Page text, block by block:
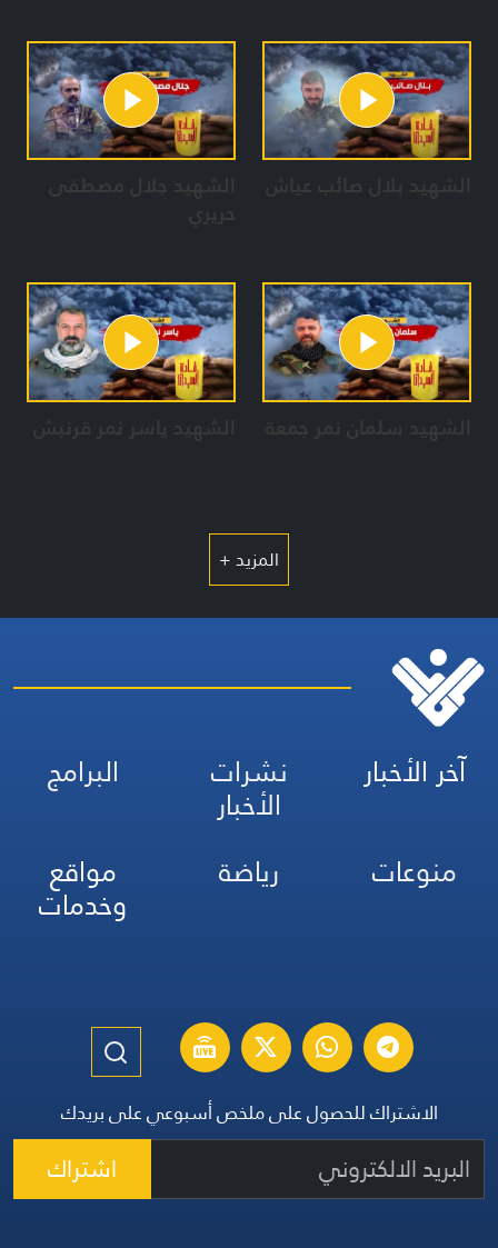
الشهيد بلال صائب عياش الشهيد جلال مصطفى
الشهيد سلمان نمر جمعة الشهيد ياسر نمر قرنبش
المزيد +
آخر الأخبار نشرات
الأخبار
البرامج
منوعات
رياضة مواقع
وخدمات
الاشتراك للحصول على ملخص أسبوعي على بريدك
اشتراك